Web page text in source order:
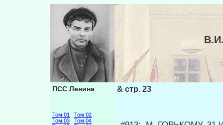
ПСС Ленина
Том 01
Том 02
Том 03
Том 04
& стр. 23